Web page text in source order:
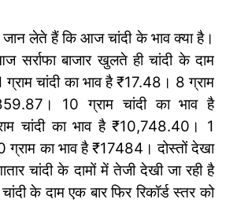
लेते हैं कि आज चांदी के भाव क्या है।
सर्राफा बाजार खुलते ही चांदी के दाम
चांदी का भाव है ₹17.48। 8 ग्राम
10 ग्राम चांदी का भाव है
चांदी का भाव है ₹10,748.40। 1
ग्राम का भाव है ₹17484। दोस्तों देखा
चांदी के दामों में तेजी देखी जा रही है
के दाम एक बार फिर रिकॉर्ड स्तर को